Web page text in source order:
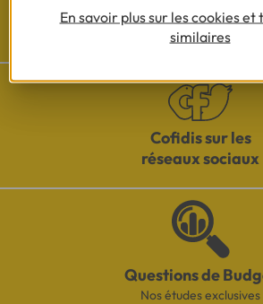
Besoin d'aide ?
Découvrez l'espace questions/
Cofidis sur les
réseaux sociaux
Questions de
Nos études exclusives
En savoir plus sur les cookies
similaires